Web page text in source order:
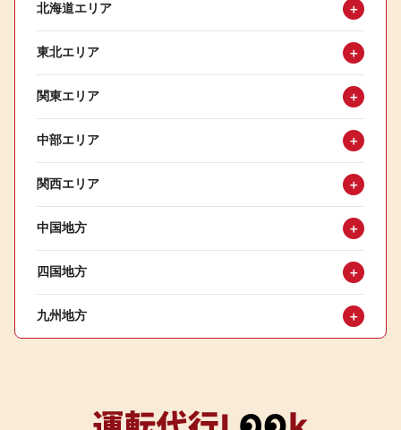
北海道エリア ＋
東北エリア ＋
関東エリア ＋
中部エリア ＋
関西エリア ＋
中国地方 ＋
四国地方 ＋
九州地方 ＋